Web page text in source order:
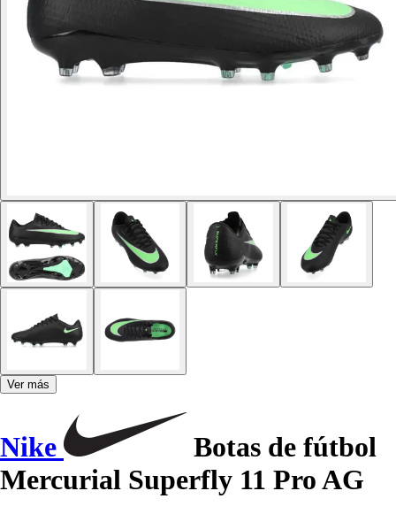
Ver más
Nike
Botas de fútbol
Mercurial Superfly 11 Pro AG